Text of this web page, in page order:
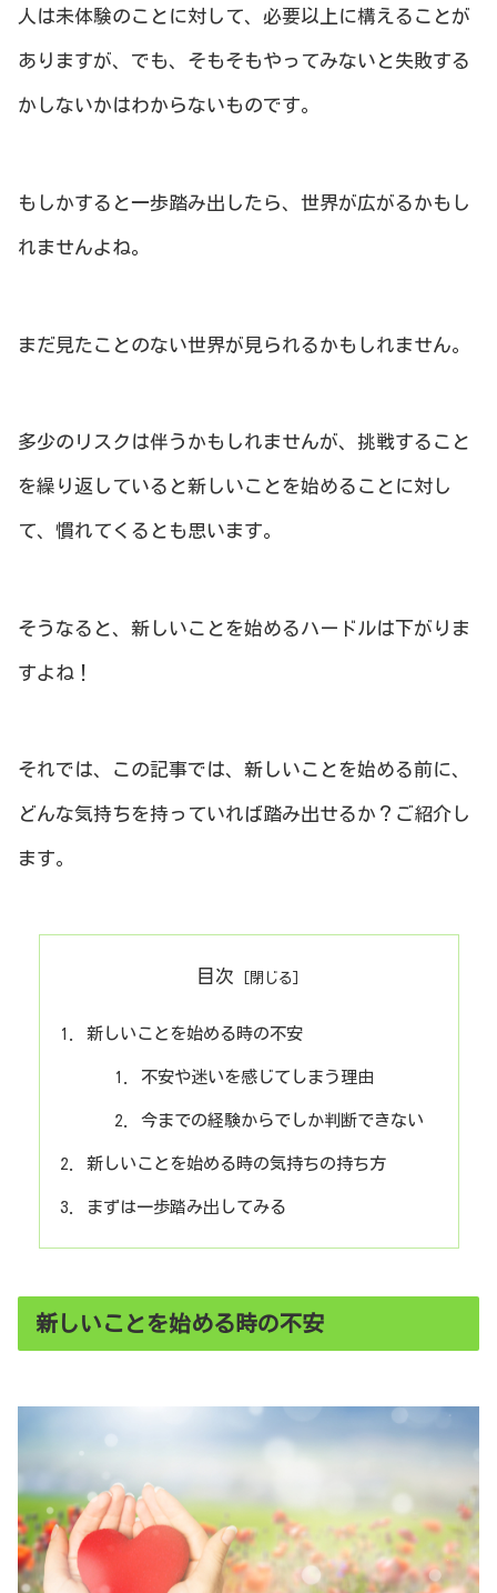
人は未体験のことに対して、必要以上に構えることが
ありますが、でも、そもそもやってみないと失敗する
かしないかはわからないものです。
もしかすると一歩踏み出したら、世界が広がるかもし
れませんよね。
まだ見たことのない世界が見られるかもしれません。
多少のリスクは伴うかもしれませんが、挑戦すること
を繰り返していると新しいことを始めることに対し
て、慣れてくるとも思います。
そうなると、新しいことを始めるハードルは下がりま
すよね！
それでは、この記事では、新しいことを始める前に、
どんな気持ちを持っていれば踏み出せるか？ご紹介し
ます。
目次
新しいことを始める時の不安
不安や迷いを感じてしまう理由
今までの経験からでしか判断できない
新しいことを始める時の気持ちの持ち方
まずは一歩踏み出してみる
新しいことを始める時の不安